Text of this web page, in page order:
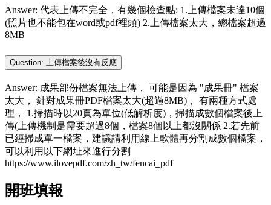
Answer: 代表上傳不完全，有幾個檢查點: 1.上傳檔案未達10個
(照片也不能包在word或pdf裡頭) 2.上傳檔案太大，總檔案超過
8MB
Question: 上傳檔案後沒有反應
Answer: 成果部份檔案無法上傳， 可能是因為 "成果冊" 檔案
太大， 針對成果冊PDF檔案太大(超過8MB)， 有兩種方式處
理， 1.掃描時以20頁為單位(低解析度)，掃描成數個檔案後上
傳(上傳機制是需要超過8個，檔案8個以上都沒關係 2.若先前
已經掃成單一檔案，建議請利用線上軟體再分割成數個檔案，
可以利用以下網址來進行分割
https://www.ilovepdf.com/zh_tw/fencai_pdf
開班填報